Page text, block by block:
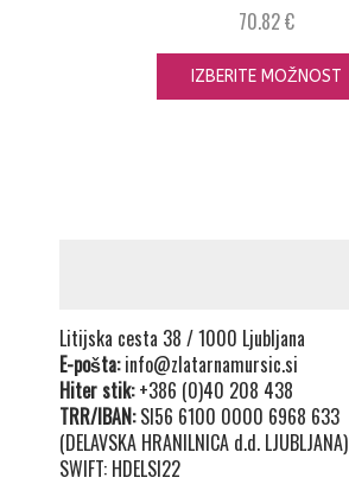
70.82€
IZBERITE MOŽNOST
Litijska cesta 38 / 1000 Ljubljana
E-pošta:info@zlatarnamursic.si
Hiter stik:+386 (0)40 208 438
TRR/IBAN:SI56 6100 0000 6968 633
(DELAVSKA HRANILNICA d.d. LJUBLJANA)
SWIFT: HDELSI22